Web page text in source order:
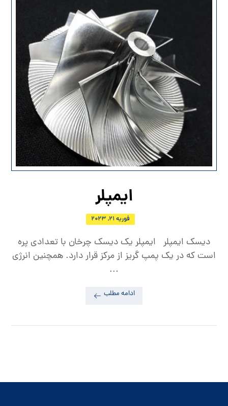
ایمپلر
فوریه ۲۱, ۲۰۲۳
دیسک ایمپلر ایمپلر یک دیسک چرخان با تعدادی پره
‌است که در یک پمپ گریز از مرکز قرار دارد. همچنین انرژی
...
ادامه مطلب